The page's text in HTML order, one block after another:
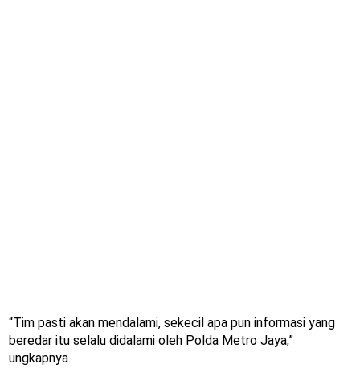
“Tim pasti akan mendalami, sekecil apa pun informasi yang
beredar itu selalu didalami oleh Polda Metro Jaya,”
ungkapnya.